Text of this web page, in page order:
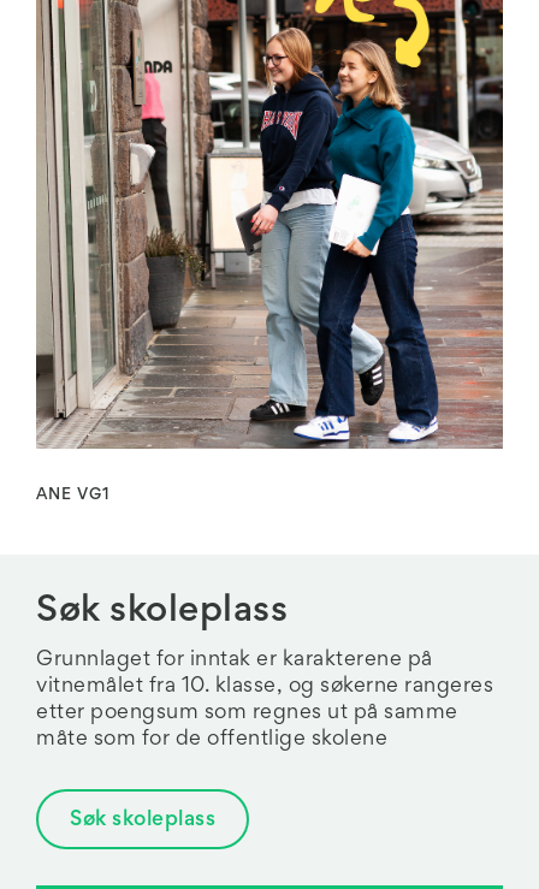
ANE VG1
Søk skoleplass
Grunnlaget for inntak er karakterene på
vitnemålet fra 10. klasse, og søkerne rangeres
etter poengsum som regnes ut på samme
måte som for de offentlige skolene
Søk skoleplass